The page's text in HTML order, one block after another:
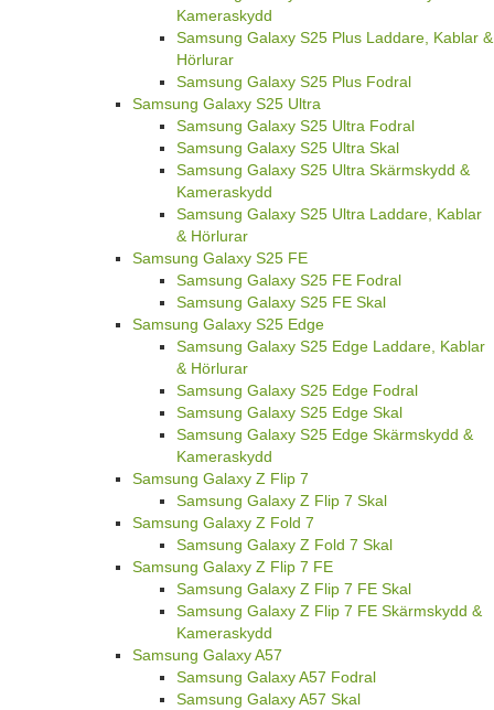
Kameraskydd
Samsung Galaxy S25 Plus Laddare, Kablar &
Hörlurar
Samsung Galaxy S25 Plus Fodral
Samsung Galaxy S25 Ultra
Samsung Galaxy S25 Ultra Fodral
Samsung Galaxy S25 Ultra Skal
Samsung Galaxy S25 Ultra Skärmskydd &
Kameraskydd
Samsung Galaxy S25 Ultra Laddare, Kablar
& Hörlurar
Samsung Galaxy S25 FE
Samsung Galaxy S25 FE Fodral
Samsung Galaxy S25 FE Skal
Samsung Galaxy S25 Edge
Samsung Galaxy S25 Edge Laddare, Kablar
& Hörlurar
Samsung Galaxy S25 Edge Fodral
Samsung Galaxy S25 Edge Skal
Samsung Galaxy S25 Edge Skärmskydd &
Kameraskydd
Samsung Galaxy Z Flip 7
Samsung Galaxy Z Flip 7 Skal
Samsung Galaxy Z Fold 7
Samsung Galaxy Z Fold 7 Skal
Samsung Galaxy Z Flip 7 FE
Samsung Galaxy Z Flip 7 FE Skal
Samsung Galaxy Z Flip 7 FE Skärmskydd &
Kameraskydd
Samsung Galaxy A57
Samsung Galaxy A57 Fodral
Samsung Galaxy A57 Skal